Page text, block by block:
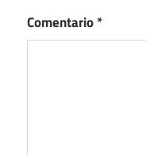
Comentario*